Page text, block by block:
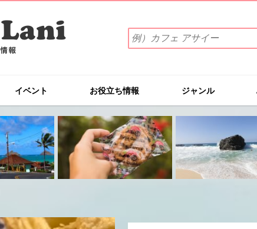
索
ワ
を
入
力
(例）
カ
フ
ェ
イ
イベント お役立ち情報 ジャンル